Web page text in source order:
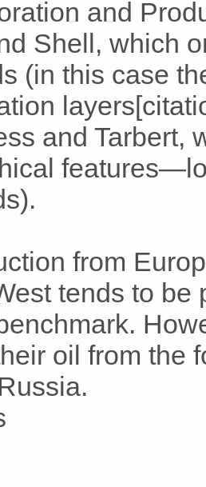
and
Shell, which
(in this case
and Tarbert,
from
tends to be
oil from the